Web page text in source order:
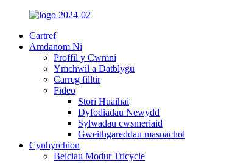
Cartref
Amdanom Ni
Proffil y Cwmni
Ymchwil a Datblygu
Carreg filltir
Fideo
Stori Huaihai
Dyfodiadau Newydd
Sylwadau cwsmeriaid
Gweithgareddau masnachol
Cynhyrchion
Beiciau Modur Tricycle